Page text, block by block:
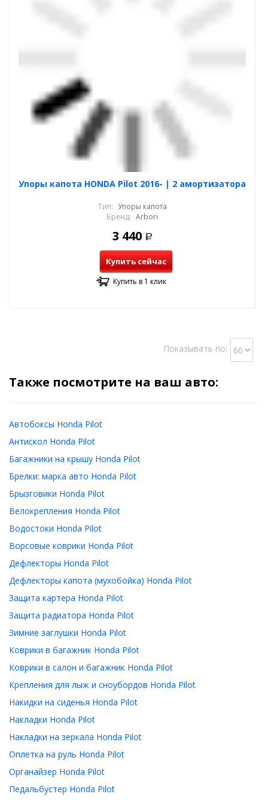
Упоры капота HONDA Pilot 2016- | 2 амортизатора
Тип: Упоры капота
Бренд: Arbori
3 440 Р
Купить сейчас
Купить в 1 клик
Показывать по:
Также посмотрите на ваш авто:
Автобоксы Honda Pilot
Антискол Honda Pilot
Багажники на крышу Honda Pilot
Брелки: марка авто Honda Pilot
Брызговики Honda Pilot
Велокрепления Honda Pilot
Водостоки Honda Pilot
Ворсовые коврики Honda Pilot
Дефлекторы Honda Pilot
Дефлекторы капота (мухобойка) Honda Pilot
Защита картера Honda Pilot
Защита радиатора Honda Pilot
Зимние заглушки Honda Pilot
Коврики в багажник Honda Pilot
Коврики в салон и багажник Honda Pilot
Крепления для лыж и сноубордов Honda Pilot
Накидки на сиденья Honda Pilot
Накладки Honda Pilot
Накладки на зеркала Honda Pilot
Оплетка на руль Honda Pilot
Органайзер Honda Pilot
Педальбустер Honda Pilot